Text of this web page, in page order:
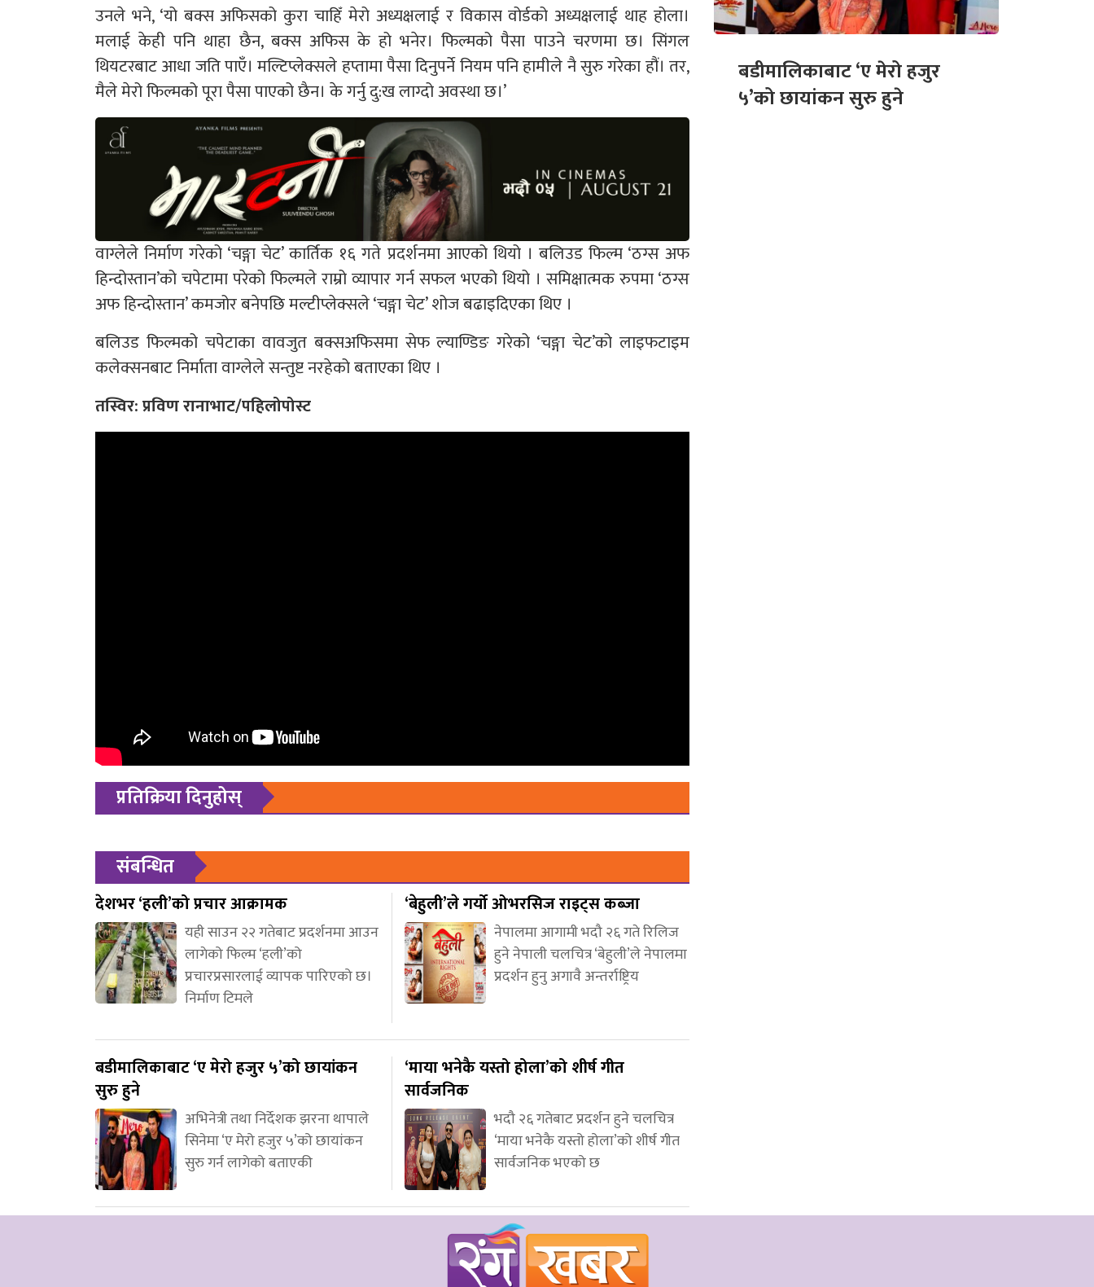
उनले भने, ‘यो बक्स अफिसको कुरा चाहिँ मेरो अध्यक्षलाई र विकास वोर्डको अध्यक्षलाई थाह होला।
मलाई केही पनि थाहा छैन, बक्स अफिस के हो भनेर। फिल्मको पैसा पाउने चरणमा छ। सिंगल
थियटरबाट आधा जति पाएँ। मल्टिप्लेक्सले हप्तामा पैसा दिनुपर्ने नियम पनि हामीले नै सुरु गरेका हौं। तर,
मैले मेरो फिल्मको पूरा पैसा पाएको छैन। के गर्नु दु:ख लाग्दो अवस्था छ।’
वाग्लेले निर्माण गरेको ‘चङ्गा चेट’ कार्तिक १६ गते प्रदर्शनमा आएको थियो । बलिउड फिल्म ‘ठग्स अफ
हिन्दोस्तान’को चपेटामा परेको फिल्मले राम्रो व्यापार गर्न सफल भएको थियो । समिक्षात्मक रुपमा ‘ठग्स
अफ हिन्दोस्तान’ कमजोर बनेपछि मल्टीप्लेक्सले ‘चङ्गा चेट’ शोज बढाइदिएका थिए ।
बलिउड फिल्मको चपेटाका वावजुत बक्सअफिसमा सेफ ल्याण्डिङ गरेको ‘चङ्गा चेट’को लाइफटाइम
कलेक्सनबाट निर्माता वाग्लेले सन्तुष्ट नरहेको बताएका थिए ।
तस्विर: प्रविण रानाभाट/पहिलोपोस्ट
प्रतिक्रिया दिनुहोस्
संबन्धित
देशभर ‘हली’को प्रचार आक्रामक
यही साउन २२ गतेबाट प्रदर्शनमा आउन
लागेको फिल्म ‘हली’को
प्रचारप्रसारलाई व्यापक पारिएको छ।
निर्माण टिमले
‘बेहुली’ले गर्यो ओभरसिज राइट्स कब्जा
नेपालमा आगामी भदौ २६ गते रिलिज
हुने नेपाली चलचित्र ‘बेहुली’ले नेपालमा
प्रदर्शन हुनु अगावै अन्तर्राष्ट्रिय
बडीमालिकाबाट ‘ए मेरो हजुर ५’को छायांकन
सुरु हुने
अभिनेत्री तथा निर्देशक झरना थापाले
सिनेमा ‘ए मेरो हजुर ५’को छायांकन
सुरु गर्न लागेको बताएकी
‘माया भनेकै यस्तो होला’को शीर्ष गीत
सार्वजनिक
भदौ २६ गतेबाट प्रदर्शन हुने चलचित्र
‘माया भनेकै यस्तो होला’को शीर्ष गीत
सार्वजनिक भएको छ
बडीमालिकाबाट ‘ए मेरो हजुर
५’को छायांकन सुरु हुने